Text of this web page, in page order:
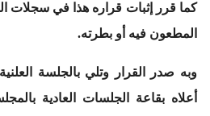
كما قرر إثبات قراره هذا في سجلات
المطعون فيه أو بطرته.
وبه صدر القرار وتلي بالجلسة العلنية
أعلاه بقاعة الجلسات العادية